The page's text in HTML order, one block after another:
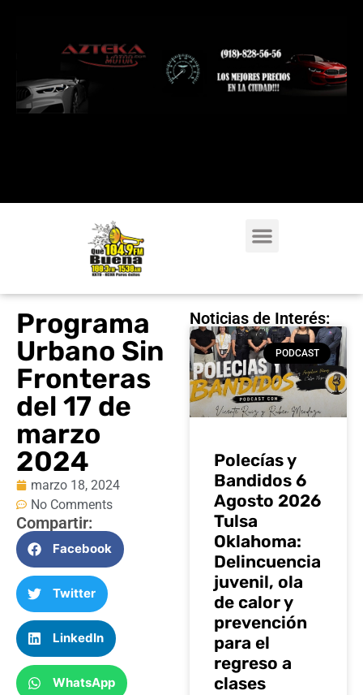
Programa
Urbano Sin
Fronteras
del 17 de
marzo
2024
marzo 18, 2024
No Comments
Compartir:
Facebook
Twitter
LinkedIn
WhatsApp
Noticias de Interés:
PODCAST
Polecías y
Bandidos 6
Agosto 2026
Tulsa
Oklahoma:
Delincuencia
juvenil, ola
de calor y
prevención
para el
regreso a
clases